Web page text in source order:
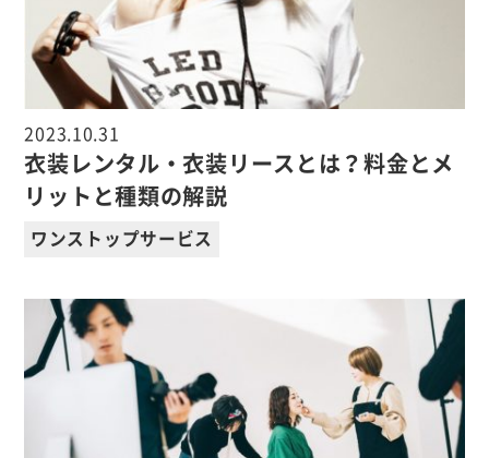
2023.10.31
衣装レンタル・衣装リースとは？料金とメ
リットと種類の解説
ワンストップサービス